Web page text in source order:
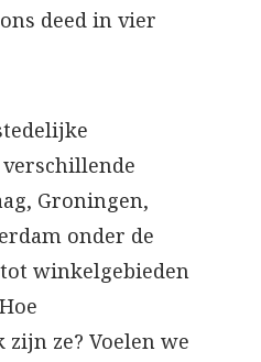
deed in vier
Groningen,
onder de
winkelgebieden
ze? Voelen we